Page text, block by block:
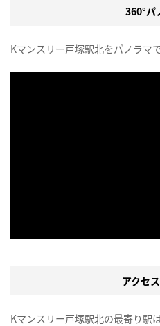
360°パ
Kマンスリー戸塚駅北をパノラマ
アクセ
Kマンスリー戸塚駅北の最寄り駅